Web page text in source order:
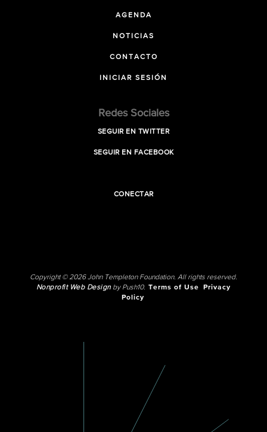
AGENDA
NOTICIAS
CONTACTO
INICIAR SESIÓN
Redes Sociales
SEGUIR EN TWITTER
SEGUIR EN FACEBOOK
CONECTAR
Copyright © 2026 John Templeton Foundation. All rights reserved.
Nonprofit Web Designby Push10. Terms of Use
Privacy
Policy